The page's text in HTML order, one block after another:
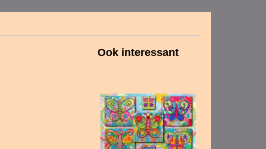
Ook interessant